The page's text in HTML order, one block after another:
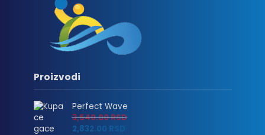
Proizvodi
Perfect Wave
3,540.00RSD
2,832.00 RSD